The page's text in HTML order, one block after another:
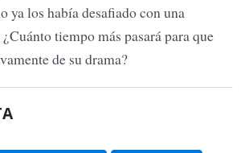
ya los había desafiado con una
tiempo más pasará para que
de su drama?